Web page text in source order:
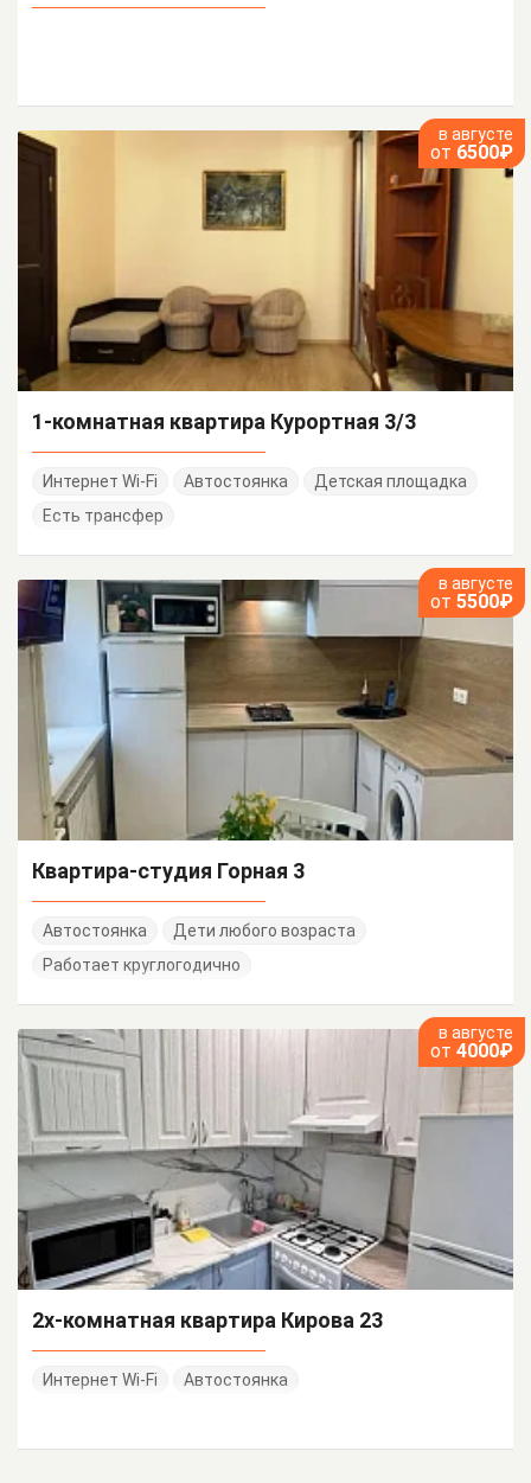
в августе
от 6500₽
1-комнатная квартира Курортная 3/3
Интернет Wi-Fi Автостоянка
Детская площадка
Есть трансфер
в августе
от 5500₽
Квартира-студия Горная 3
Автостоянка
Дети любого возраста
Работает круглогодично
в августе
от 4000₽
2х-комнатная квартира Кирова 23
Интернет Wi-Fi Автостоянка